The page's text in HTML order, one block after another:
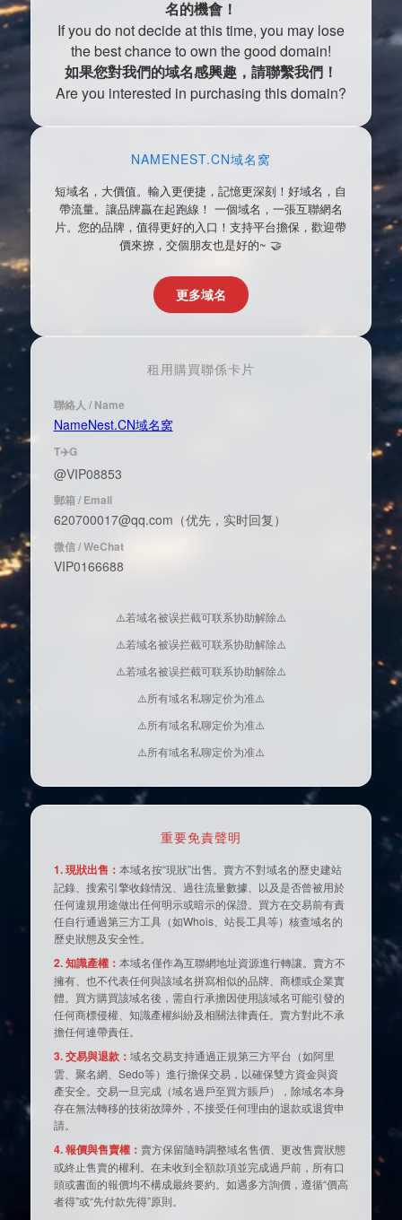
名的機會！
If you do not decide at this time, you may lose
the best chance to own the good domain!
如果您對我們的域名感興趣，請聯繫我們！
Are you interested in purchasing this domain?
NAMENEST.CN域名窝
短域名，大價值。輸入更便捷，記憶更深刻！好域名，自
帶流量。讓品牌贏在起跑線！ 一個域名，一張互聯網名
片。您的品牌，值得更好的入口！支持平台擔保，歡迎帶
價來撩，交個朋友也是好的~ 🤝
更多域名
租用購買聯係卡片
聯絡人 / Name
NameNest.CN域名窝
T✈️G
@VIP08853
郵箱 / Email
620700017@qq.com（优先，实时回复）
微信 / WeChat
VIP0166688
⚠️若域名被误拦截可联系协助解除⚠️
⚠️若域名被误拦截可联系协助解除⚠️
⚠️若域名被误拦截可联系协助解除⚠️
⚠️所有域名私聊定价为准⚠️
⚠️所有域名私聊定价为准⚠️
⚠️所有域名私聊定价为准⚠️
重要免責聲明
1. 現狀出售： 本域名按“現狀”出售。賣方不對域名的歷史建站
記錄、搜索引擎收錄情況、過往流量數據、以及是否曾被用於
任何違規用途做出任何明示或暗示的保證。買方在交易前有責
任自行通過第三方工具（如Whois、站長工具等）核查域名的
歷史狀態及安全性。
2. 知識產權： 本域名僅作為互聯網地址資源進行轉讓。賣方不
擁有、也不代表任何與該域名拼寫相似的品牌、商標或企業實
體。買方購買該域名後，需自行承擔因使用該域名可能引發的
任何商標侵權、知識產權糾紛及相關法律責任。賣方對此不承
擔任何連帶責任。
3. 交易與退款： 域名交易支持通過正規第三方平台（如阿里
雲、聚名網、Sedo等）進行擔保交易，以確保雙方資金與資
產安全。交易一旦完成（域名過戶至買方賬戶），除域名本身
存在無法轉移的技術故障外，不接受任何理由的退款或退貨申
請。
4. 報價與售賣權： 賣方保留隨時調整域名售價、更改售賣狀態
或終止售賣的權利。在未收到全額款項並完成過戶前，所有口
頭或書面的報價均不構成最終要約。如遇多方詢價，遵循“價高
者得”或“先付款先得”原則。